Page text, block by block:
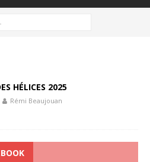
HÉLICES 2025
Rémi Beaujouan